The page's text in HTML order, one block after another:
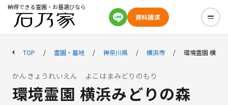
納得できる霊園・お墓選びなら
資料請求
TOP 霊園・墓地 神奈川県 横浜市 環境霊園 横浜
かんきょうれいえん よこはまみどりのもり
環境霊園 横浜みどりの森